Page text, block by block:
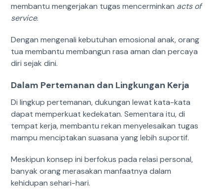
membantu mengerjakan tugas mencerminkan acts of
service.
Dengan mengenali kebutuhan emosional anak, orang
tua membantu membangun rasa aman dan percaya
diri sejak dini.
Dalam Pertemanan dan Lingkungan Kerja
Di lingkup pertemanan, dukungan lewat kata-kata
dapat memperkuat kedekatan. Sementara itu, di
tempat kerja, membantu rekan menyelesaikan tugas
mampu menciptakan suasana yang lebih suportif.
Meskipun konsep ini berfokus pada relasi personal,
banyak orang merasakan manfaatnya dalam
kehidupan sehari-hari.